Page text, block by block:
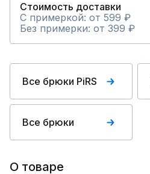
Стоимость доставки
С примеркой: от 599 ₽
Без примерки: от 399 ₽
Все брюки PiRS
Все брюки
О товаре